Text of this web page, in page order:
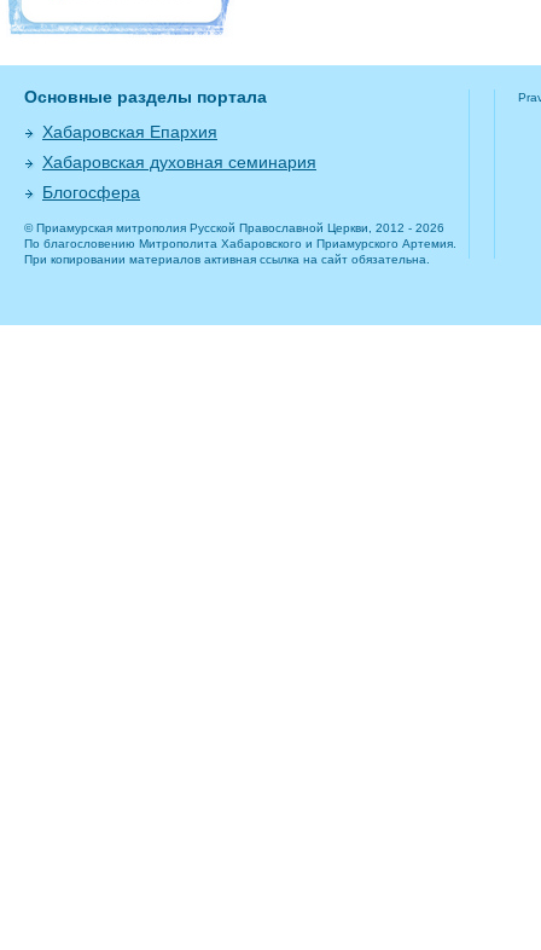
Основные разделы портала
Хабаровская Епархия
Хабаровская духовная семинария
Блогосфера
© Приамурская митрополия Русской Православной Церкви, 2012 - 2026
По благословению Митрополита Хабаровского и Приамурского Артемия.
При копировании материалов активная ссылка на сайт обязательна.